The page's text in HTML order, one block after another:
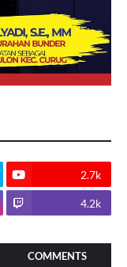
2.7k
4.2k
COMMENTS